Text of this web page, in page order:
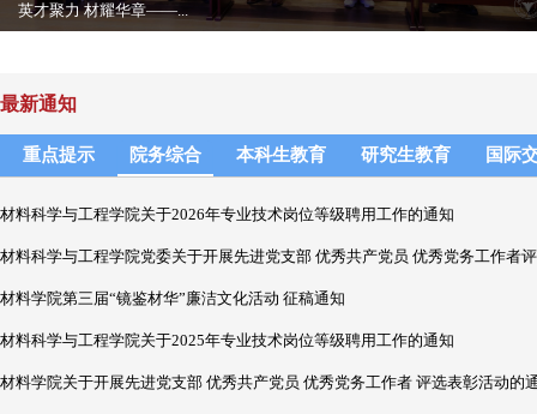
英才聚力 材耀华章——...
最新通知
重点提示 院务综合 本科生教育 研究生教育 国际
材料科学与工程学院关于2026年专业技术岗位等级聘用工作的通知
材料科学与工程学院党委关于开展先进党支部 优秀共产党员 优秀党务工作者
材料学院第三届“镜鉴材华”廉洁文化活动 征稿通知
材料科学与工程学院关于2025年专业技术岗位等级聘用工作的通知
材料学院关于开展先进党支部 优秀共产党员 优秀党务工作者 评选表彰活动的